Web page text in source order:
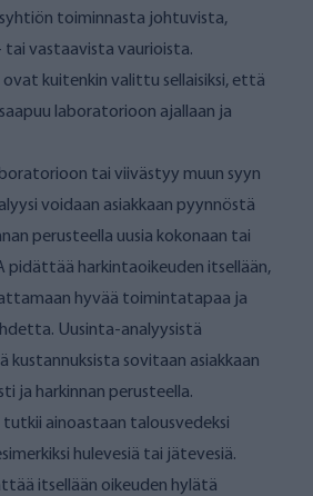
toiminnasta johtuvista,
vastaavista vaurioista.
ovat kuitenkin valittu sellaisiksi, että
laboratorioon ajallaan ja
tai viivästyy muun syyn
voidaan asiakkaan pyynnöstä
perusteella uusia kokonaan tai
pidättää harkintaoikeuden itsellään,
hyvää toimintatapaa ja
Uusinta-analyysistä
kustannuksista sovitaan asiakkaan
ja harkinnan perusteella.
ainoastaan talousvedeksi
hulevesiä tai jätevesiä.
itsellään oikeuden hylätä